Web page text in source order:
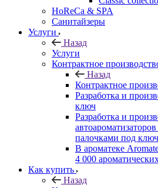
HoReCa & SPA
Санитайзеры
Услуги
Назад
Услуги
Контрактное
Назад
Контрактное
Разработка и
ключ
Разработка и
палочками под ключ
В ароматеке
4 000
Как купить
Назад